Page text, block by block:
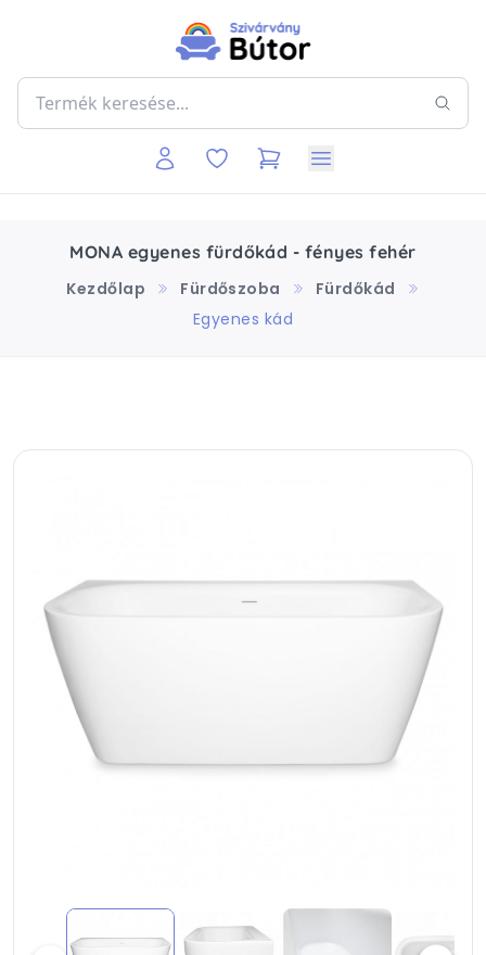
MONA egyenes fürdőkád - fényes fehér
Kezdőlap
Fürdőszoba
Fürdőkád
Egyenes kád